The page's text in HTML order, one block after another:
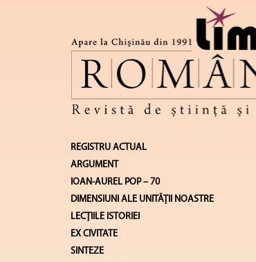
REGISTRU ACTUAL
ARGUMENT
IOAN-AUREL POP – 70
DIMENSIUNI ALE UNITĂŢII NOASTRE
LECŢIILE ISTORIEI
EX CIVITATE
SINTEZE